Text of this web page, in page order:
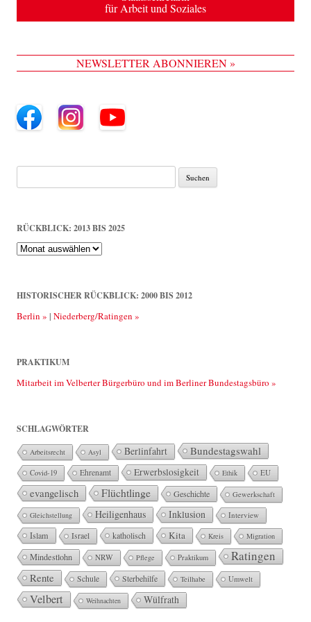
für Arbeit und Soziales
NEWSLETTER ABONNIEREN »
Suche
nach:
RÜCKBLICK: 2013 BIS 2025
Rückblick:
2013
bis
HISTORISCHER RÜCKBLICK: 2000 BIS 2012
Berlin » | Niederberg/Ratingen »
PRAKTIKUM
Mitarbeit im Velberter Bürgerbüro und im Berliner Bundestagsbüro »
SCHLAGWÖRTER
Arbeitsrecht Asyl Berlinfahrt Bundestagswahl
Covid-19 Ehrenamt Erwerbslosigkeit Ethik EU
evangelisch Flüchtlinge Geschichte Gewerkschaft
Gleichstellung Heiligenhaus Inklusion Interview
Islam Israel katholisch Kita Kreis Migration
Mindestlohn NRW Pflege Praktikum Ratingen
Rente Schule Sterbehilfe Teilhabe Umwelt
Velbert Weihnachten Wülfrath